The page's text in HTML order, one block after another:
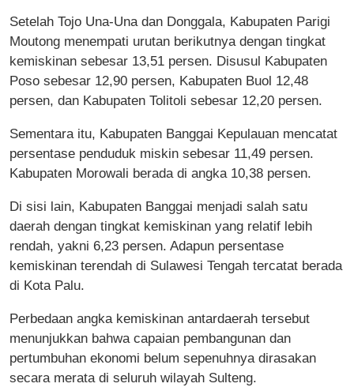
Setelah Tojo Una-Una dan Donggala, Kabupaten Parigi
Moutong menempati urutan berikutnya dengan tingkat
kemiskinan sebesar 13,51 persen. Disusul Kabupaten
Poso sebesar 12,90 persen, Kabupaten Buol 12,48
persen, dan Kabupaten Tolitoli sebesar 12,20 persen.
Sementara itu, Kabupaten Banggai Kepulauan mencatat
persentase penduduk miskin sebesar 11,49 persen.
Kabupaten Morowali berada di angka 10,38 persen.
Di sisi lain, Kabupaten Banggai menjadi salah satu
daerah dengan tingkat kemiskinan yang relatif lebih
rendah, yakni 6,23 persen. Adapun persentase
kemiskinan terendah di Sulawesi Tengah tercatat berada
di Kota Palu.
Perbedaan angka kemiskinan antardaerah tersebut
menunjukkan bahwa capaian pembangunan dan
pertumbuhan ekonomi belum sepenuhnya dirasakan
secara merata di seluruh wilayah Sulteng.